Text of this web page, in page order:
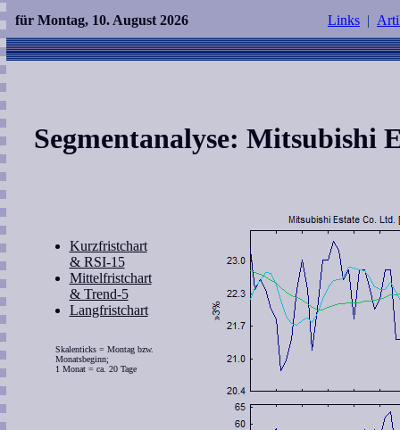
für Montag, 10. August 2026 Links |
Segmentanalyse: Mitsubishi
Kurzfristchart
& RSI-15
Mittelfristchart
& Trend-5
Langfristchart
Skalenticks = Montag bzw.
Monatsbeginn;
1 Monat = ca. 20 Tage